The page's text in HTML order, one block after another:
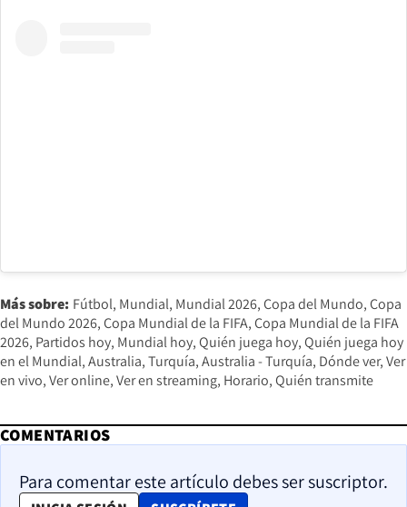
Más sobre: Fútbol Mundial Mundial 2026 Copa del Mundo Copa
del Mundo 2026 Copa Mundial de la FIFA Copa Mundial de la FIFA
2026 Partidos hoy Mundial hoy Quién juega hoy Quién juega hoy
en el Mundial Australia Turquía Australia - Turquía Dónde ver Ver
en vivo Ver online Ver en streaming Horario Quién transmite
COMENTARIOS
Para comentar este artículo debes ser suscriptor.